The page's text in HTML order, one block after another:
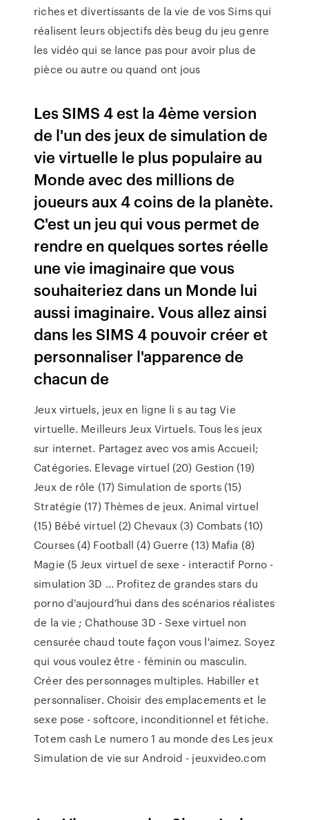
riches et divertissants de la vie de vos Sims qui
réalisent leurs objectifs dès beug du jeu genre
les vidéo qui se lance pas pour avoir plus de
pièce ou autre ou quand ont jous
Les SIMS 4 est la 4ème version
de l'un des jeux de simulation de
vie virtuelle le plus populaire au
Monde avec des millions de
joueurs aux 4 coins de la planète.
C'est un jeu qui vous permet de
rendre en quelques sortes réelle
une vie imaginaire que vous
souhaiteriez dans un Monde lui
aussi imaginaire. Vous allez ainsi
dans les SIMS 4 pouvoir créer et
personnaliser l'apparence de
chacun de
Jeux virtuels, jeux en ligne li s au tag Vie
virtuelle. Meilleurs Jeux Virtuels. Tous les jeux
sur internet. Partagez avec vos amis Accueil;
Catégories. Elevage virtuel (20) Gestion (19)
Jeux de rôle (17) Simulation de sports (15)
Stratégie (17) Thèmes de jeux. Animal virtuel
(15) Bébé virtuel (2) Chevaux (3) Combats (10)
Courses (4) Football (4) Guerre (13) Mafia (8)
Magie (5 Jeux virtuel de sexe - interactif Porno -
simulation 3D ... Profitez de grandes stars du
porno d'aujourd'hui dans des scénarios réalistes
de la vie ; Chathouse 3D - Sexe virtuel non
censurée chaud toute façon vous l'aimez. Soyez
qui vous voulez être - féminin ou masculin.
Créer des personnages multiples. Habiller et
personnaliser. Choisir des emplacements et le
sexe pose - softcore, inconditionnel et fétiche.
Totem cash Le numero 1 au monde des Les jeux
Simulation de vie sur Android - jeuxvideo.com